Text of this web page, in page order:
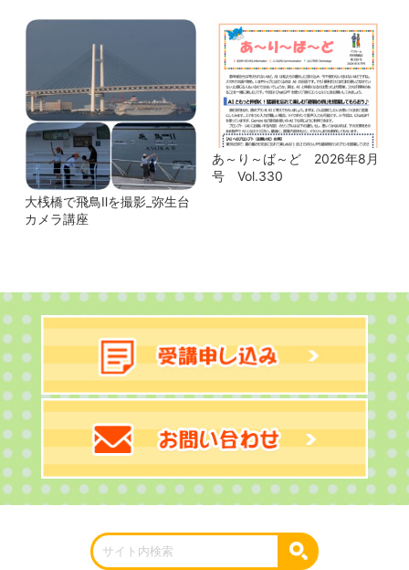
大桟橋で飛鳥Ⅱを撮影_弥生台
カメラ講座
あ～り～ば～ど 2026年8月
号 Vol.330